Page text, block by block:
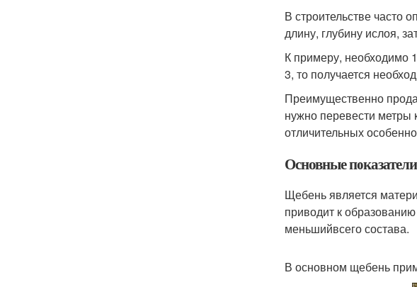
В строительстве часто
длину, глубину ислоя,
К примеру, необходимо
3, то получается
Преимущественно
нужно перевести метры
отличительных
Основные
Щебень является
приводит к
меньшийвсего состава.
В основном щебень